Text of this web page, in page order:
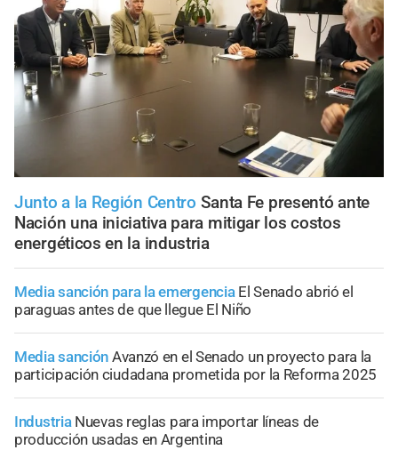
Junto a la Región Centro Santa Fe presentó ante
Nación una iniciativa para mitigar los costos
energéticos en la industria
Media sanción para la emergencia El Senado abrió el
paraguas antes de que llegue El Niño
Media sanción Avanzó en el Senado un proyecto para la
participación ciudadana prometida por la Reforma 2025
Industria Nuevas reglas para importar líneas de
producción usadas en Argentina